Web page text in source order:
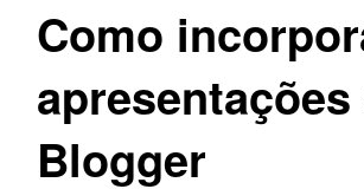
Como
apresentações
Blogger